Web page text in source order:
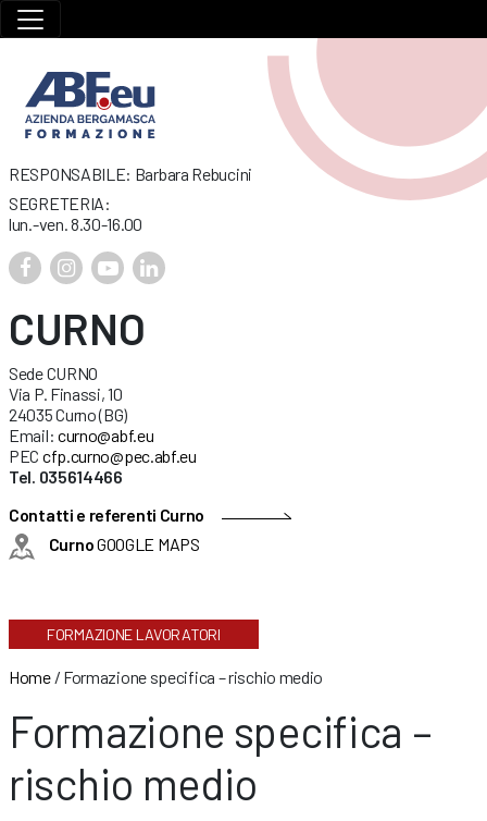
RESPONSABILE: Barbara Rebucini
SEGRETERIA:
lun.-ven. 8.30-16.00
CURNO
Sede CURNO
Via P. Finassi, 10
24035 Curno (BG)
Email: curno@abf.eu
PEC cfp.curno@pec.abf.eu
Tel. 035614466
Contatti e referenti Curno
CurnoGOOGLE MAPS
FORMAZIONE LAVORATORI
Home/ Formazione specifica – rischio medio
Formazione specifica –
rischio medio